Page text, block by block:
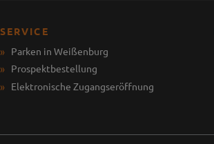
SERVICE
Parken in Weißenburg
Prospektbestellung
Elektronische Zugangseröffnung